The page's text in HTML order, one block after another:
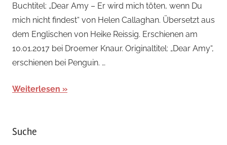
Buchtitel: „Dear Amy – Er wird mich töten, wenn Du
mich nicht findest“ von Helen Callaghan. Übersetzt aus
dem Englischen von Heike Reissig. Erschienen am
10.01.2017 bei Droemer Knaur. Originaltitel: „Dear Amy“,
erschienen bei Penguin. …
Weiterlesen
Suche